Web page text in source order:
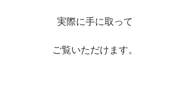
実際に手に取って
ご覧いただけます。